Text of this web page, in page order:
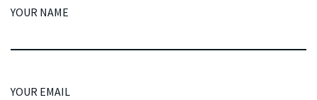
YOUR NAME
YOUR EMAIL